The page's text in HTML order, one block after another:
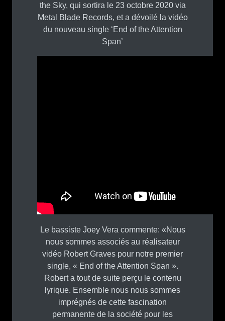
the Sky, qui sortira le 23 octobre 2020 via
Metal Blade Records, et a dévoilé la vidéo
du nouveau single ‘End of the Attention
Span’
Le bassiste Joey Vera commente: «Nous
nous sommes associés au réalisateur
vidéo Robert Graves pour notre premier
single, « End of the Attention Span ».
Robert a tout de suite perçu le contenu
lyrique. Ensemble nous nous sommes
imprégnés de cette fascination
permanente de la société pour les